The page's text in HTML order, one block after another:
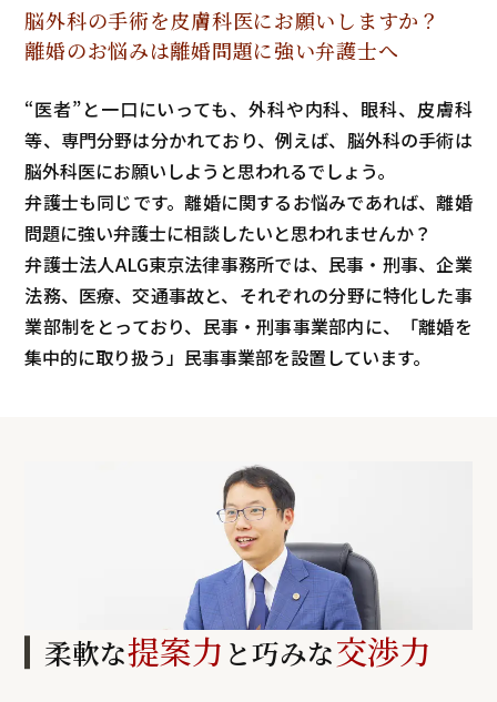
脳外科の手術を皮膚科医にお願いしますか？
離婚のお悩みは離婚問題に強い弁護士へ
“医者”と一口にいっても、外科や内科、眼科、皮膚科
等、専門分野は分かれており、例えば、脳外科の手術は
脳外科医にお願いしようと思われるでしょう。
弁護士も同じです。離婚に関するお悩みであれば、離婚
問題に強い弁護士に相談したいと思われませんか？
弁護士法人ALG東京法律事務所では、民事・刑事、企業
法務、医療、交通事故と、それぞれの分野に特化した事
業部制をとっており、民事・刑事事業部内に、「離婚を
集中的に取り扱う」民事事業部を設置しています。
柔軟な提案力 と巧みな交渉力